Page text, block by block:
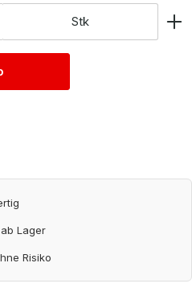
Stk
Lager
Risiko